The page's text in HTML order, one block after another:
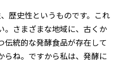
歴史性というものです。これ
。さまざまな地域に、古くか
伝統的な発酵食品が存在して
らね。ですから私は、発酵に